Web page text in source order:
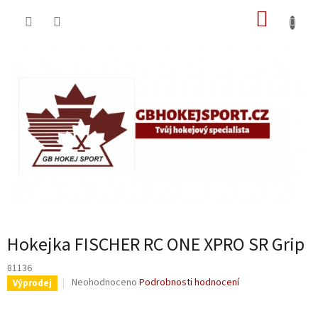
Hokejka FISCHER RC ONE XPRO SR Grip
81136
Výprodej
Průměrné
Neohodnoceno Podrobnosti hodnocení